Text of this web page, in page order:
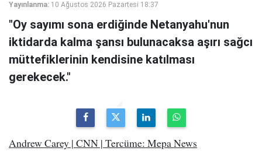
Yayınlanma: 10 Ağustos 2026 Pazartesi 18:37
"Oy sayımı sona erdiğinde Netanyahu'nun
iktidarda kalma şansı bulunacaksa aşırı sağcı
müttefiklerinin kendisine katılması
gerekecek."
Andrew Carey | CNN | Tercüme: Mepa News